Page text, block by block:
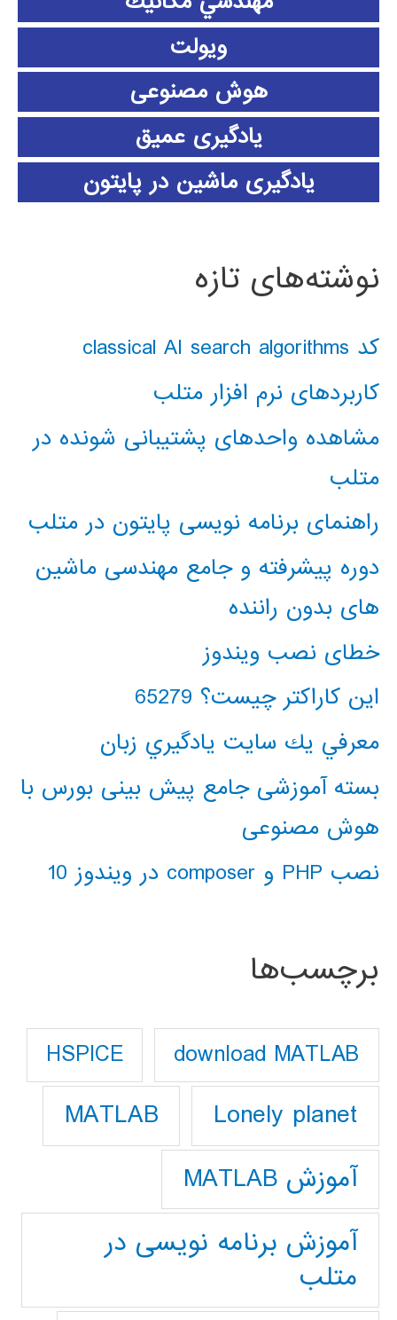
ویولت
هوش مصنوعی
یادگیری عمیق
یادگیری ماشین در پایتون
نوشته‌های تازه
کد classical AI search algorithms
کاربردهای نرم افزار متلب
مشاهده واحدهای پشتیبانی شونده در
متلب
راهنمای برنامه نویسی پایتون در متلب
دوره پیشرفته و جامع مهندسی ماشین
های بدون راننده
خطای نصب ویندوز
این کاراکتر چیست؟ 65279
معرفي يك سايت يادگيري زبان
بسته آموزشی جامع پیش بینی بورس با
هوش مصنوعی
نصب PHP و composer در ویندوز 10
برچسب‌ها
download MATLAB
HSPICE
Lonely planet
MATLAB
آموزش MATLAB
آموزش برنامه نویسی در
متلب